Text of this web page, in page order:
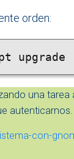
orden:
una tarea
autenticarnos.